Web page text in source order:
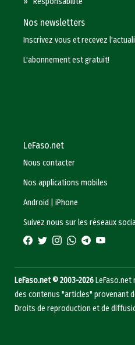
Nos newsletters
Inscrivez vous et recevez
L'abonnement est gratuit!
LeFaso.net
Nous contacter
Nos applications mobiles
Android
|iPhone
Suivez nous sur les réseaux
LeFaso.net © 2003-2026
des contenus "articles" provenant
Droits de reproduction et de